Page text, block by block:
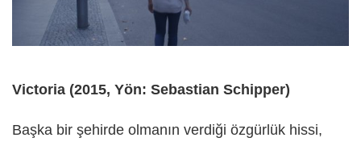
Victoria (2015, Yön: Sebastian Schipper)
Başka bir şehirde olmanın verdiği özgürlük hissi,